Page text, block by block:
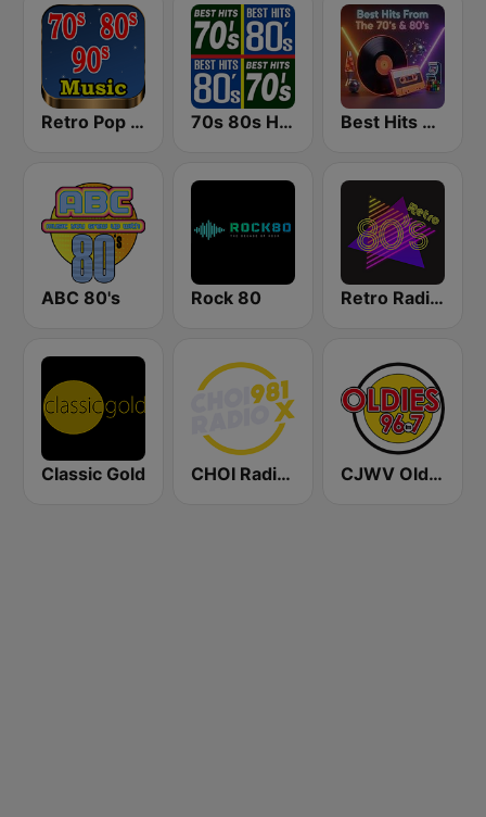
Retro Pop Hits 80s 90s 70s 80s Hits Radio Best Hits From The 70’s & 80’s
ABC 80's Rock 80 Retro Radio 80s
Classic Gold CHOI Radio X 98.1 FM CJWV Oldies 96.7 FM